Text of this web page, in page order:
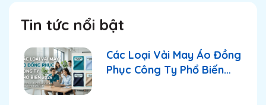
Tin tức nổi bật
Các Loại Vải May Áo Đồng
Phục Công Ty Phổ Biến